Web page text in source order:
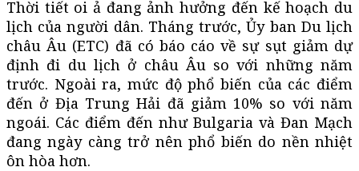
Thời tiết oi ả đang ảnh hưởng đến kế hoạch du
lịch của người dân. Tháng trước, Ủy ban Du lịch
châu Âu (ETC) đã có báo cáo về sự sụt giảm dự
định đi du lịch ở châu Âu so với những năm
trước. Ngoài ra, mức độ phổ biến của các điểm
đến ở Địa Trung Hải đã giảm 10% so với năm
ngoái. Các điểm đến như Bulgaria và Đan Mạch
đang ngày càng trở nên phổ biến do nền nhiệt
ôn hòa hơn.